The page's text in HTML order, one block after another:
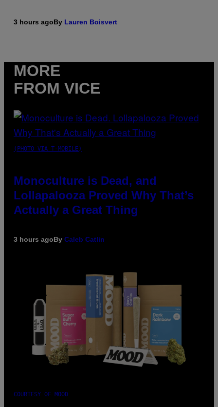
3 hours agoBy Lauren Boisvert
MORE
FROM VICE
(PHOTO VIA T-MOBILE)
Monoculture is Dead, and
Lollapalooza Proved Why That’s
Actually a Great Thing
3 hours agoBy Caleb Catlin
COURTESY OF MOOD